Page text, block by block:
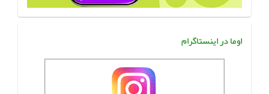
اوما در اینستاگرام